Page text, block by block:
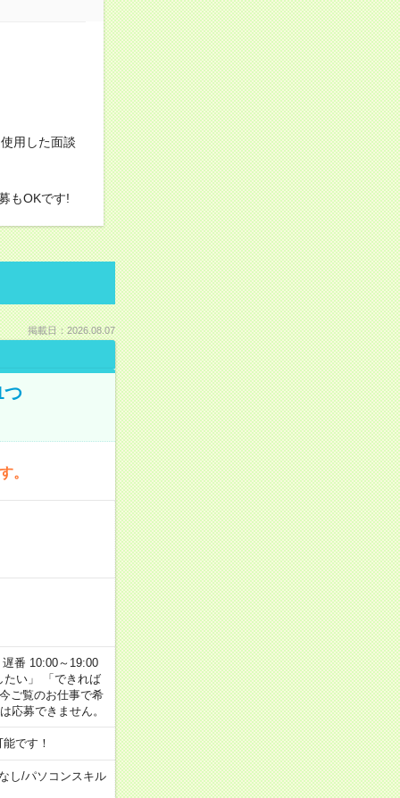
用した面談
もOKです!
掲載日：2026.08.07
つ
。
番 10:00～19:00
たい」 「できれば
ご覧のお仕事で希
応募できません。
です！
し/パソコンスキル